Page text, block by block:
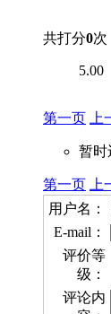
共打分0次
5.00
第一页
暂时
第一页
用户名：
E-mail：
评价等
级：
评论内